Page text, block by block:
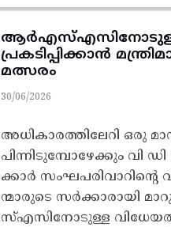
ആർഎസ്എസിനോടുള്ള
പ്രകടിപ്പിക്കാൻ
മത്സരം
30/06/2026
അധികാരത്തിലേറി ഒരു
പിന്നിടുമ്പോഴേക്കും വി
ക്കാർ സംഘപരിവാറിന്റെ
ന്മാരുടെ സർക്കാരായി
സ്എസിനോടുള്ള വിധേയത്വം